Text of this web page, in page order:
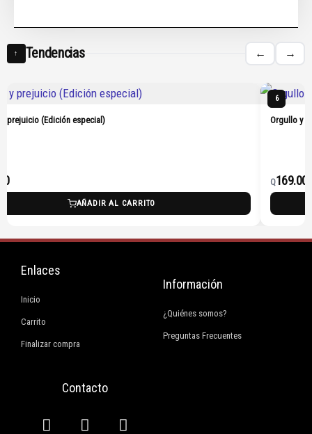
↑ Tendencias ← →
prejuicio (Edición especial)
AÑADIR AL CARRITO
6
Orgullo y
Q169.00
Enlaces
Inicio
Carrito
Finalizar compra
Información
¿Quiénes somos?
Preguntas Frecuentes
Contacto
F
I
W
E